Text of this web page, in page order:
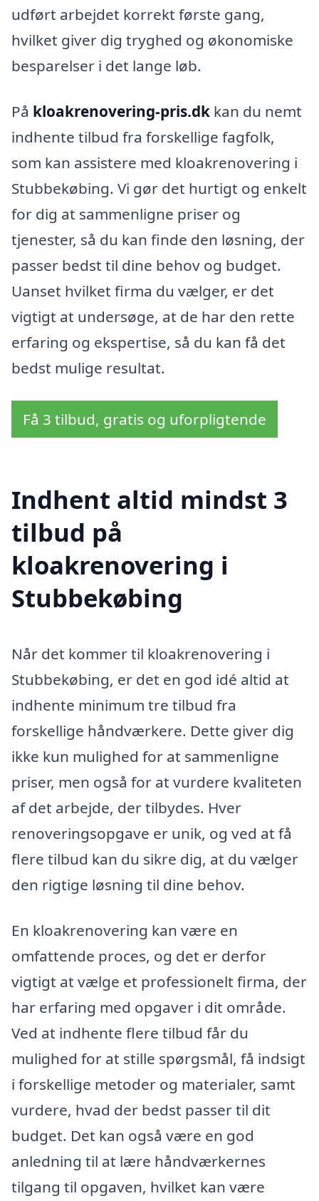
udført arbejdet korrekt første gang,
hvilket giver dig tryghed og økonomiske
besparelser i det lange løb.
På kloakrenovering-pris.dk kan du nemt
indhente tilbud fra forskellige fagfolk,
som kan assistere med kloakrenovering i
Stubbekøbing. Vi gør det hurtigt og enkelt
for dig at sammenligne priser og
tjenester, så du kan finde den løsning, der
passer bedst til dine behov og budget.
Uanset hvilket firma du vælger, er det
vigtigt at undersøge, at de har den rette
erfaring og ekspertise, så du kan få det
bedst mulige resultat.
Få 3 tilbud, gratis og uforpligtende
Indhent altid mindst 3
tilbud på
kloakrenovering i
Stubbekøbing
Når det kommer til kloakrenovering i
Stubbekøbing, er det en god idé altid at
indhente minimum tre tilbud fra
forskellige håndværkere. Dette giver dig
ikke kun mulighed for at sammenligne
priser, men også for at vurdere kvaliteten
af det arbejde, der tilbydes. Hver
renoveringsopgave er unik, og ved at få
flere tilbud kan du sikre dig, at du vælger
den rigtige løsning til dine behov.
En kloakrenovering kan være en
omfattende proces, og det er derfor
vigtigt at vælge et professionelt firma, der
har erfaring med opgaver i dit område.
Ved at indhente flere tilbud får du
mulighed for at stille spørgsmål, få indsigt
i forskellige metoder og materialer, samt
vurdere, hvad der bedst passer til dit
budget. Det kan også være en god
anledning til at lære håndværkernes
tilgang til opgaven, hvilket kan være